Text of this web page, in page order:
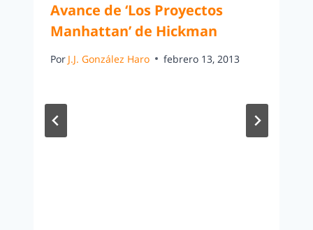
Avance de ‘Los Proyectos
Manhattan’ de Hickman
Por J.J. González Haro febrero 13, 2013